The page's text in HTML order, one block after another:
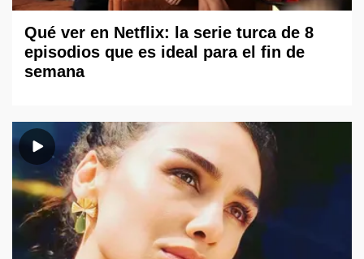
Qué ver en Netflix: la serie turca de 8
episodios que es ideal para el fin de
semana